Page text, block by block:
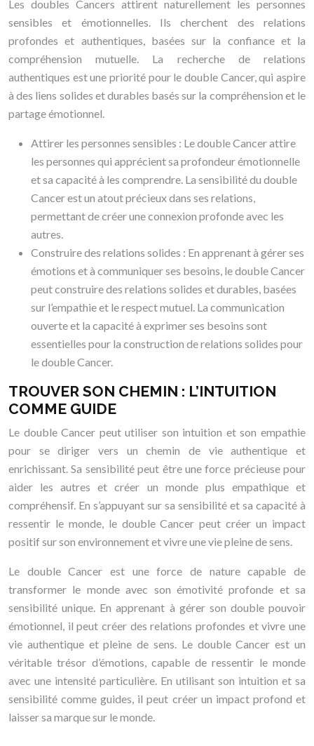
Les doubles Cancers attirent naturellement les personnes
sensibles et émotionnelles. Ils cherchent des relations
profondes et authentiques, basées sur la confiance et la
compréhension mutuelle. La recherche de relations
authentiques est une priorité pour le double Cancer, qui aspire
à des liens solides et durables basés sur la compréhension et le
partage émotionnel.
Attirer les personnes sensibles : Le double Cancer attire
les personnes qui apprécient sa profondeur émotionnelle
et sa capacité à les comprendre. La sensibilité du double
Cancer est un atout précieux dans ses relations,
permettant de créer une connexion profonde avec les
autres.
Construire des relations solides : En apprenant à gérer ses
émotions et à communiquer ses besoins, le double Cancer
peut construire des relations solides et durables, basées
sur l’empathie et le respect mutuel. La communication
ouverte et la capacité à exprimer ses besoins sont
essentielles pour la construction de relations solides pour
le double Cancer.
TROUVER SON CHEMIN : L’INTUITION
COMME GUIDE
Le double Cancer peut utiliser son intuition et son empathie
pour se diriger vers un chemin de vie authentique et
enrichissant. Sa sensibilité peut être une force précieuse pour
aider les autres et créer un monde plus empathique et
compréhensif. En s’appuyant sur sa sensibilité et sa capacité à
ressentir le monde, le double Cancer peut créer un impact
positif sur son environnement et vivre une vie pleine de sens.
Le double Cancer est une force de nature capable de
transformer le monde avec son émotivité profonde et sa
sensibilité unique. En apprenant à gérer son double pouvoir
émotionnel, il peut créer des relations profondes et vivre une
vie authentique et pleine de sens. Le double Cancer est un
véritable trésor d’émotions, capable de ressentir le monde
avec une intensité particulière. En utilisant son intuition et sa
sensibilité comme guides, il peut créer un impact profond et
laisser sa marque sur le monde.